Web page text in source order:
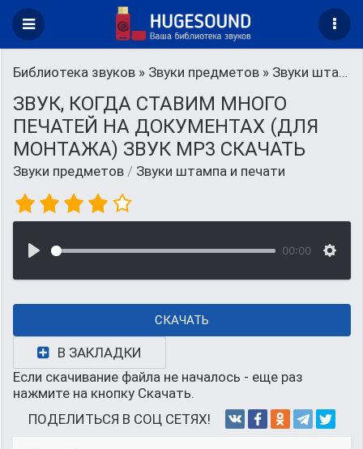
Библиотека звуков » Звуки предметов » Звуки штампа и печати
ЗВУК, КОГДА СТАВИМ МНОГО
ПЕЧАТЕЙ НА ДОКУМЕНТАХ (ДЛЯ
МОНТАЖА) ЗВУК MP3 СКАЧАТЬ
Звуки предметов / Звуки штампа и печати
00:00
СКАЧАТЬ
В ЗАКЛАДКИ
Если скачивание файла не началось - еще раз
нажмите на кнопку Скачать.
ПОДЕЛИТЬСЯ В СОЦ СЕТЯХ!